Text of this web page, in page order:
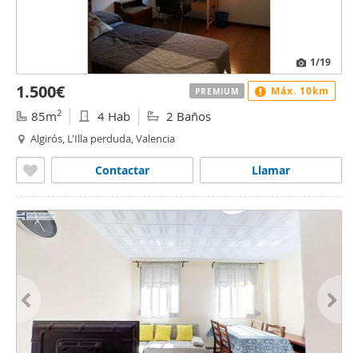
1/19
1.500€
85m2 4 Hab 2 Baños
Algirós, L'Illa perduda, Valencia
Llamar
Contactar
PREMIUM Máx. 10km